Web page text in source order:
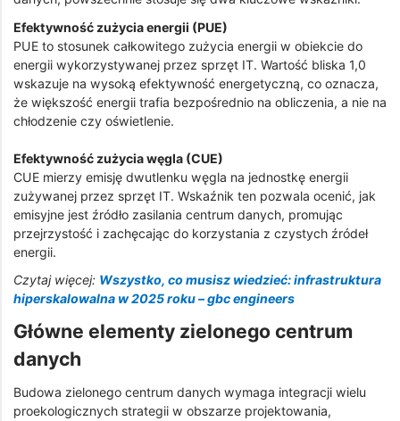
Efektywność zużycia energii (PUE)
PUE to stosunek całkowitego zużycia energii w obiekcie do
energii wykorzystywanej przez sprzęt IT. Wartość bliska 1,0
wskazuje na wysoką efektywność energetyczną, co oznacza,
że większość energii trafia bezpośrednio na obliczenia, a nie na
chłodzenie czy oświetlenie.
Efektywność zużycia węgla (CUE)
CUE mierzy emisję dwutlenku węgla na jednostkę energii
zużywanej przez sprzęt IT. Wskaźnik ten pozwala ocenić, jak
emisyjne jest źródło zasilania centrum danych, promując
przejrzystość i zachęcając do korzystania z czystych źródeł
energii.
Czytaj więcej: Wszystko, co musisz wiedzieć: infrastruktura
hiperskalowalna w 2025 roku – gbc engineers
Główne elementy zielonego centrum
danych
Budowa zielonego centrum danych wymaga integracji wielu
proekologicznych strategii w obszarze projektowania,